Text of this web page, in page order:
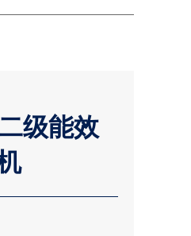
级能效